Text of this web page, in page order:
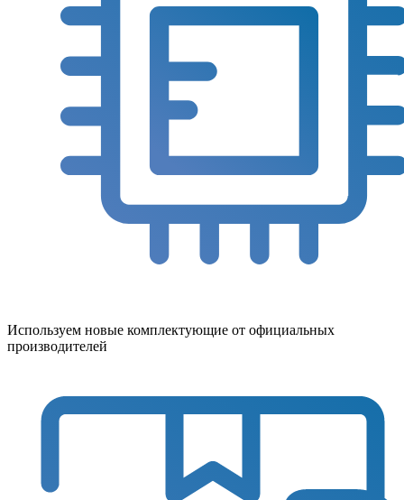
Используем новые комплектующие от официальных
производителей